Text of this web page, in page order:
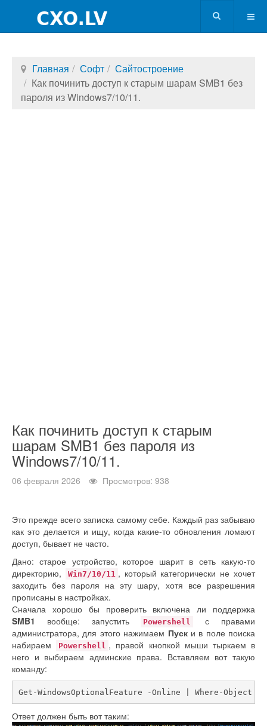
Главная Софт
Сайтостроение
Как починить доступ к старым шарам SMB1 без
пароля из Windows7/10/11.
Как починить доступ к старым
шарам SMB1 без пароля из
Windows7/10/11.
06 февраля 2026 Просмотров: 938
Это прежде всего записка самому себе. Каждый раз забываю
как это делается и ищу, когда какие-то обновления ломают
доступ, бывает не часто.
Дано: старое устройство, которое шарит в сеть какую-то
директорию,
Win7/10/11 , который категорически не хочет
заходить без пароля на эту шару, хотя все разрешения
прописаны в настройках.
Сначала хорошо бы проверить включена ли поддержка
SMB1 вообще: запустить Powershell
с правами
администратора, для этого нажимаем Пуск и в поле поиска
набираем
Powershell , правой кнопкой мыши тыркаем в
него и выбираем админские права. Вставляем вот такую
команду:
Get-WindowsOptionalFeature -Online | Where-Object
Ответ должен быть вот таким: